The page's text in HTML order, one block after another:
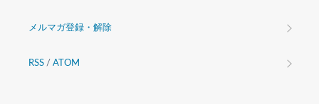
メルマガ登録・解除
RSS / ATOM